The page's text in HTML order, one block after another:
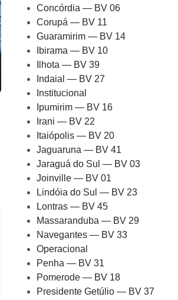
Concórdia — BV 06
Corupá — BV 11
Guaramirim — BV 14
Ibirama — BV 10
Ilhota — BV 39
Indaial — BV 27
Institucional
Ipumirim — BV 16
Irani — BV 22
Itaiópolis — BV 20
Jaguaruna — BV 41
Jaraguá do Sul — BV 03
Joinville — BV 01
Lindóia do Sul — BV 23
Lontras — BV 45
Massaranduba — BV 29
Navegantes — BV 33
Operacional
Penha — BV 31
Pomerode — BV 18
Presidente Getúlio — BV 37